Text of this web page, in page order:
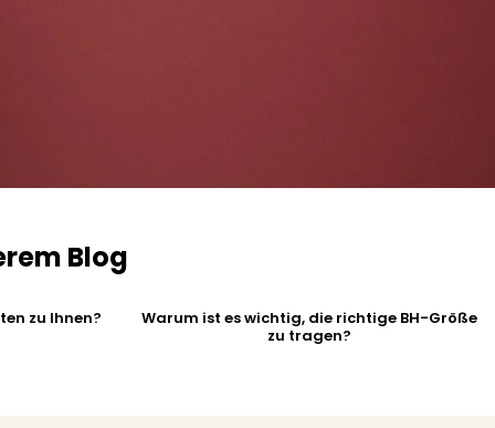
Blog
zu Ihnen?
Warum ist es wichtig, die richtige BH-Größe
zu tragen?